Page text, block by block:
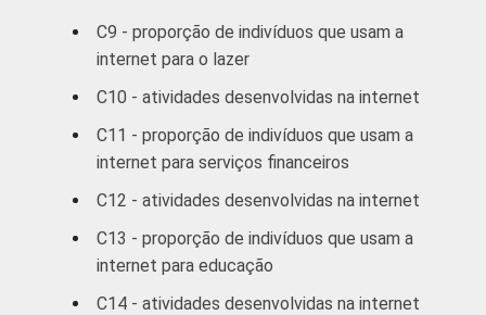
MAIS DE 2
SM ATÉ 3
64
MAIS DE 3
SM ATÉ 5
74
MAIS DE 5
SM ATÉ 10
77
C9 - proporção de indivíduos que usam a
internet para o lazer
C10 - atividades desenvolvidas na internet
C11 - proporção de indivíduos que usam a
internet para serviços financeiros
C12 - atividades desenvolvidas na internet
C13 - proporção de indivíduos que usam a
internet para educação
C14 - atividades desenvolvidas na internet